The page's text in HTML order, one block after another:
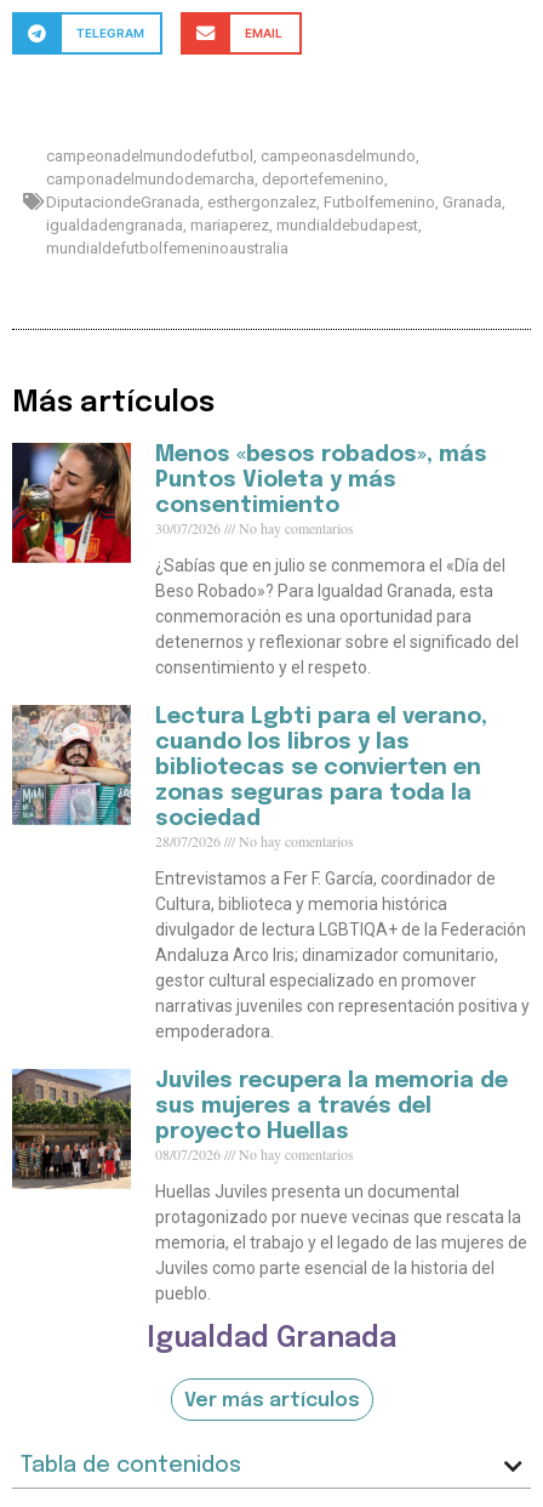
Igualdad Granada
Ver más artículos
Tabla de contenidos
TELEGRAM EMAIL
campeonadelmundodefutbol campeonasdelmundo
camponadelmundodemarcha deportefemenino
DiputaciondeGranada esthergonzalez, Futbolfemenino Granada
igualdadengranada mariaperez, mundialdebudapest,
mundialdefutbolfemeninoaustralia
Más artículos
Menos «besos robados», más
Puntos Violeta y más
consentimiento
30/07/2026
No hay comentarios
¿Sabías que en julio se conmemora el «Día del
Beso Robado»? Para Igualdad Granada, esta
conmemoración es una oportunidad para
detenernos y reflexionar sobre el significado del
consentimiento y el respeto.
Lectura Lgbti para el verano,
cuando los libros y las
bibliotecas se convierten en
zonas seguras para toda la
sociedad
28/07/2026
No hay comentarios
Entrevistamos a Fer F. García, coordinador de
Cultura, biblioteca y memoria histórica
divulgador de lectura LGBTIQA+ de la Federación
Andaluza Arco Iris; dinamizador comunitario,
gestor cultural especializado en promover
narrativas juveniles con representación positiva y
empoderadora.
Juviles recupera la memoria de
sus mujeres a través del
proyecto Huellas
08/07/2026
No hay comentarios
Huellas Juviles presenta un documental
protagonizado por nueve vecinas que rescata la
memoria, el trabajo y el legado de las mujeres de
Juviles como parte esencial de la historia del
pueblo.